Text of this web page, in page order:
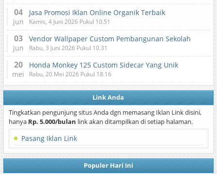
04
jun
Jasa Promosi Iklan Online Organik Terbaik
Kamis, 4 Juni 2026 Pukul 10.51
03
jun
Vendor Wallpaper Custom Pembangunan Sekolah
Rabu, 3 Juni 2026 Pukul 10.31
20
mei
Honda Monkey 125 Custom Sidecar Yang Unik
Rabu, 20 Mei 2026 Pukul 18.16
Link Anda
Tingkatkan pengunjung situs Anda dgn memasang Iklan Link disini,
hanya Rp. 5.000/bulan link akan ditampilkan di setiap halaman.
Pasang Iklan Link
Populer Hari Ini